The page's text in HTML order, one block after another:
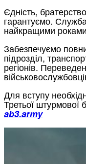
Єдність,
гарантуємо.
найкращими
Забезпечуємо
підрозділ,
регіонів.
Для вступу
Третьої штурмової
ab3.army